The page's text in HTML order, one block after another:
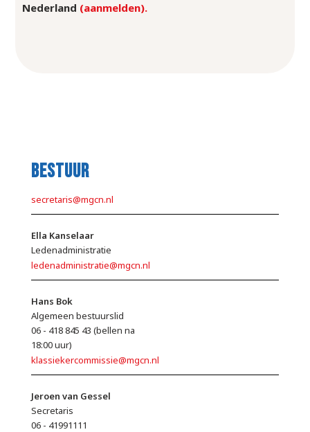
Nederland (aanmelden).
Bestuur
secretaris@mgcn.nl
Ella Kanselaar
Ledenadministratie
ledenadministratie@mgcn.nl
Hans Bok
Algemeen bestuurslid
06 - 418 845 43 (bellen na
18:00 uur)
klassiekercommissie@mgcn.nl
Jeroen van Gessel
Secretaris
06 - 41991111